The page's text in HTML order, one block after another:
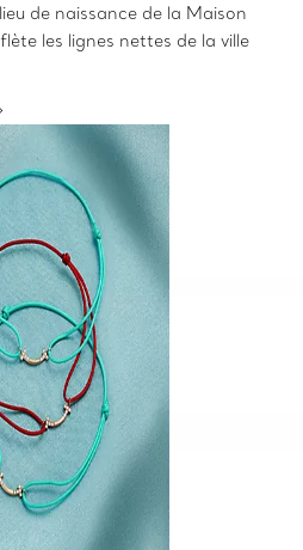
de naissance de la Maison
les lignes nettes de la ville